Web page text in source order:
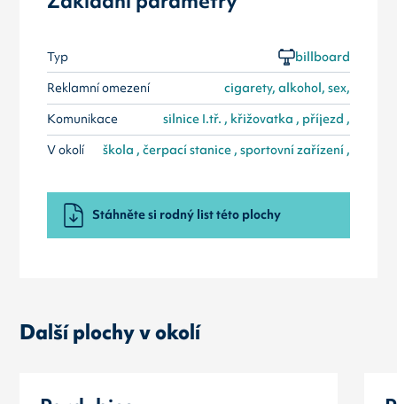
Typ
billboard
Reklamní omezení
cigarety, alkohol, sex,
Komunikace
silnice I.tř. , křižovatka , příjezd ,
V okolí
škola , čerpací stanice , sportovní zařízení ,
Stáhněte si rodný list této plochy
Další plochy v okolí